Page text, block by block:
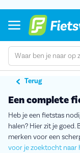
Terug
Een complete
Heb je een fietstas
halen? Hier zit je goed.
merken voor een
voor je zoektocht naar